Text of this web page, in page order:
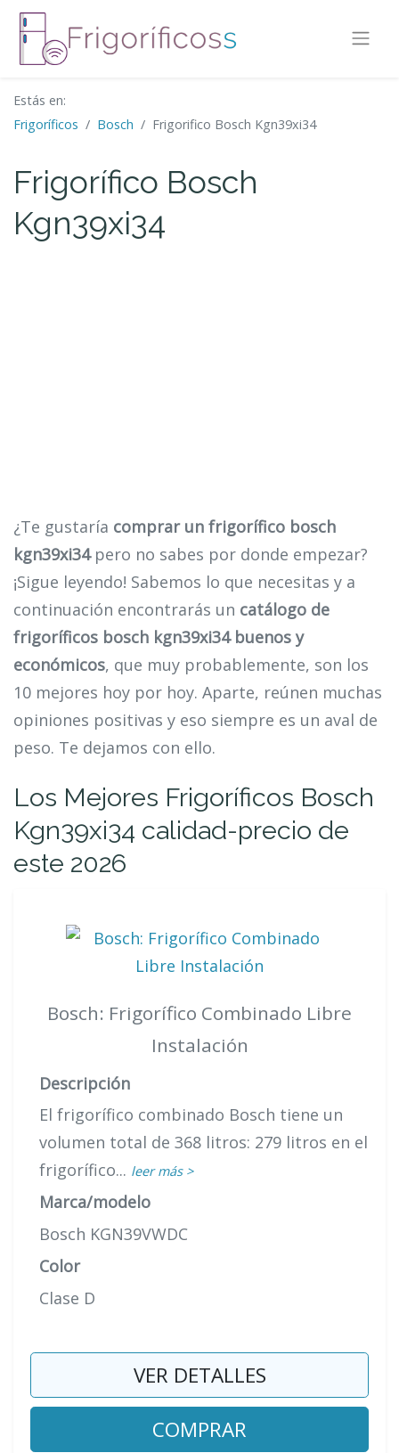
Estás en:
Frigoríficos
Bosch Frigorifico Bosch Kgn39xi34
Frigorífico Bosch
Kgn39xi34
¿Te gustaría comprar un frigorífico bosch
kgn39xi34pero no sabes por donde empezar?
¡Sigue leyendo! Sabemos lo que necesitas y a
continuación encontrarás un catálogo de
frigoríficos bosch kgn39xi34 buenos y
económicos, que muy probablemente, son los
10 mejores hoy por hoy. Aparte, reúnen muchas
opiniones positivas y eso siempre es un aval de
peso. Te dejamos con ello.
Los Mejores Frigoríficos Bosch
Kgn39xi34 calidad-precio de
este 2026
Bosch: Frigorífico Combinado Libre
Instalación
Descripción
El frigorífico combinado Bosch tiene un
volumen total de 368 litros: 279 litros en el
frigorífico... leer más >
Marca/modelo
Bosch KGN39VWDC
Color
Clase D
VER DETALLES
COMPRAR